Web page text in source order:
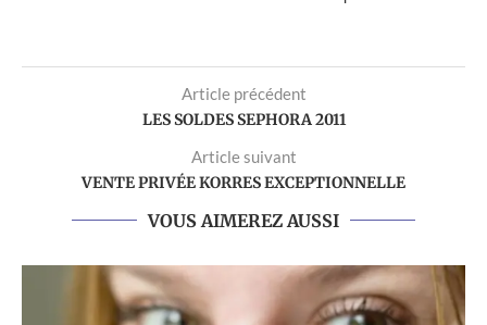
Article précédent
LES SOLDES SEPHORA 2011
Article suivant
VENTE PRIVÉE KORRES EXCEPTIONNELLE
VOUS AIMEREZ AUSSI